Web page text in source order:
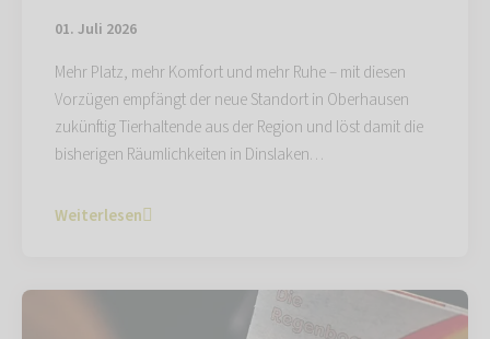
01. Juli 2026
Mehr Platz, mehr Komfort und mehr Ruhe – mit diesen
Vorzügen empfängt der neue Standort in Oberhausen
zukünftig Tierhaltende aus der Region und löst damit die
bisherigen Räumlichkeiten in Dinslaken…
Weiterlesen